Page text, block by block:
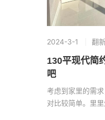
2024-3-1 翻
130平现代简
吧
考虑到家里的需
对比较简单。里